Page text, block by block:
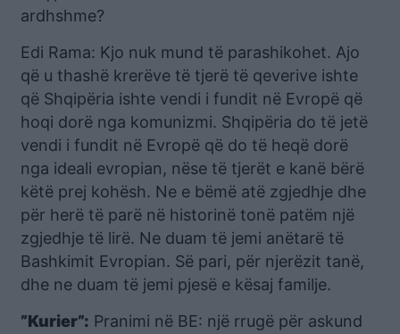
ardhshme?
Edi Rama: Kjo nuk mund të parashikohet. Ajo
që u thashë krerëve të tjerë të qeverive ishte
që Shqipëria ishte vendi i fundit në Evropë që
hoqi dorë nga komunizmi. Shqipëria do të jetë
vendi i fundit në Evropë që do të heqë dorë
nga ideali evropian, nëse të tjerët e kanë bërë
këtë prej kohësh. Ne e bëmë atë zgjedhje dhe
për herë të parë në historinë tonë patëm një
zgjedhje të lirë. Ne duam të jemi anëtarë të
Bashkimit Evropian. Së pari, për njerëzit tanë,
dhe ne duam të jemi pjesë e kësaj familje.
”Kurier”: Pranimi në BE: një rrugë për askund